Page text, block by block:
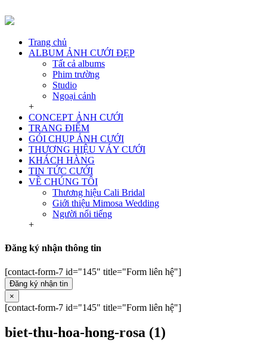
Trang chủ
ALBUM ẢNH CƯỚI ĐẸP
Tất cả albums
Phim trường
Studio
Ngoại cảnh
+
CONCEPT ẢNH CƯỚI
TRANG ĐIỂM
GÓI CHỤP ẢNH CƯỚI
THƯƠNG HIỆU VÁY CƯỚI
KHÁCH HÀNG
TIN TỨC CƯỚI
VỀ CHÚNG TÔI
Thương hiệu Cali Bridal
Giới thiệu Mimosa Wedding
Người nổi tiếng
+
Đăng ký nhận thông tin
[contact-form-7 id="145" title="Form liên hệ"]
Đăng ký nhận tin
×
[contact-form-7 id="145" title="Form liên hệ"]
biet-thu-hoa-hong-rosa (1)